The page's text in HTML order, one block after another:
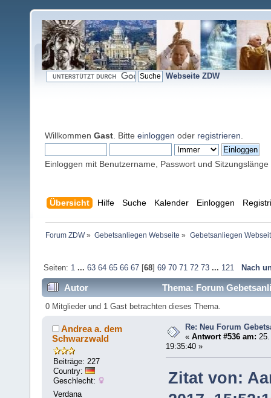
Webseite ZDW
Willkommen Gast . Bitte einloggen oder registrieren
Einloggen mit Benutzername, Passwort und Sitzungslänge
Übersicht Hilfe Suche Kalender Einloggen
Forum ZDW» Gebetsanliegen Webseite » Gebetsanliegen
Seiten: 1 ... 63 64 65 66 67[68] 69 70 71 72 73 ... 121 Nach
Autor Thema: Forum
0 Mitglieder und 1 Gast betrachten dieses Thema.
Andrea a. dem
Schwarzwald
Beiträge: 227
Country:
Geschlecht:
Verdana
Re: Neu Forum
«Antwort #536 am:
19:35:40 »
Zitat von: